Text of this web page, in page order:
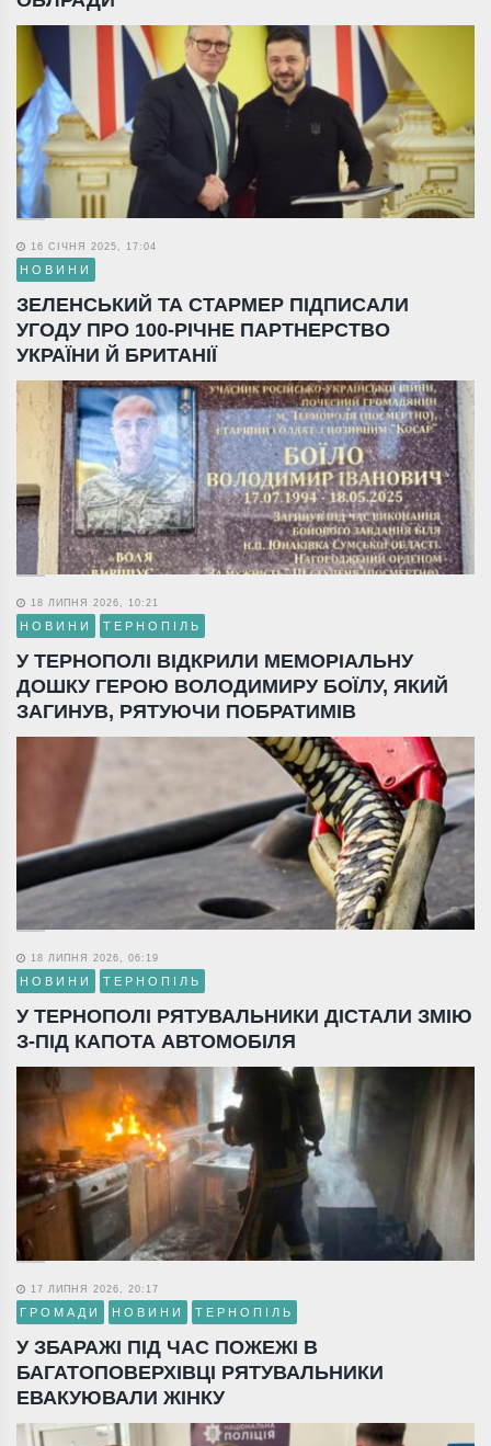
16 СІЧНЯ 2025, 17:04
НОВИНИ
ЗЕЛЕНСЬКИЙ ТА СТАРМЕР ПІДПИСАЛИ
УГОДУ ПРО 100-РІЧНЕ ПАРТНЕРСТВО
УКРАЇНИ Й БРИТАНІЇ
18 ЛИПНЯ 2026, 10:21
НОВИНИ ТЕРНОПІЛЬ
У ТЕРНОПОЛІ ВІДКРИЛИ МЕМОРІАЛЬНУ
ДОШКУ ГЕРОЮ ВОЛОДИМИРУ БОЇЛУ, ЯКИЙ
ЗАГИНУВ, РЯТУЮЧИ ПОБРАТИМІВ
18 ЛИПНЯ 2026, 06:19
НОВИНИ ТЕРНОПІЛЬ
У ТЕРНОПОЛІ РЯТУВАЛЬНИКИ ДІСТАЛИ ЗМІЮ
З-ПІД КАПОТА АВТОМОБІЛЯ
17 ЛИПНЯ 2026, 20:17
ГРОМАДИ НОВИНИ ТЕРНОПІЛЬ
У ЗБАРАЖІ ПІД ЧАС ПОЖЕЖІ В
БАГАТОПОВЕРХІВЦІ РЯТУВАЛЬНИКИ
ЕВАКУЮВАЛИ ЖІНКУ